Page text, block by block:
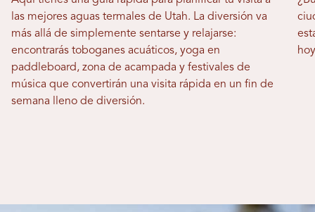
las mejores aguas termales de Utah. La diversión va
más allá de simplemente sentarse y relajarse:
encontrarás toboganes acuáticos, yoga en
paddleboard, zona de acampada y festivales de
música que convertirán una visita rápida en un fin de
semana lleno de diversión.